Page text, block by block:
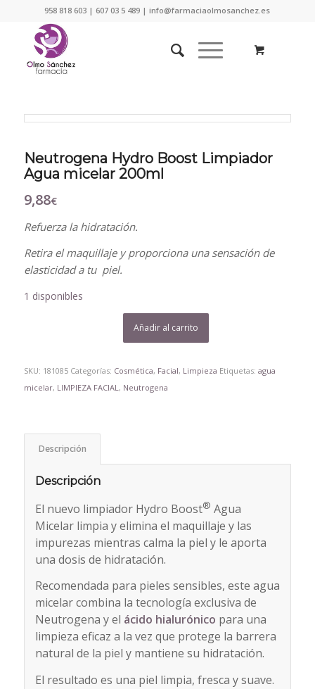
958 818 603 | 607 03 5 489 | info@farmaciaolmosanchez.es
Neutrogena Hydro Boost Limpiador
Agua micelar 200ml
9,88€
Refuerza la hidratación.
Retira el maquillaje y proporciona una sensación de
elasticidad a tu piel.
1 disponibles
Añadir al carrito
SKU: 181085 Categorías: Cosmética, Facial, Limpieza Etiquetas: agua
micelar, LIMPIEZA FACIAL , Neutrogena
Descripción
Descripción
El nuevo limpiador Hydro Boost® Agua
Micelar limpia y elimina el maquillaje y las
impurezas mientras calma la piel y le aporta
una dosis de hidratación.
Recomendada para pieles sensibles, este agua
micelar combina la tecnología exclusiva de
Neutrogena y el ácido hialurónico para una
limpieza eficaz a la vez que protege la barrera
natural de la piel y mantiene su hidratación.
El resultado es una piel limpia, fresca y suave.